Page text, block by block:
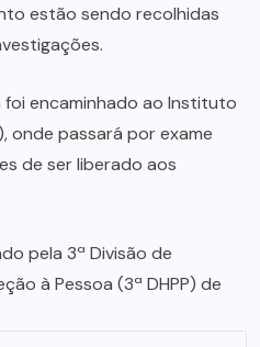
estão sendo recolhidas
foi encaminhado ao Instituto
onde passará por exame
de ser liberado aos
pela 3ª Divisão de
à Pessoa (3ª DHPP) de